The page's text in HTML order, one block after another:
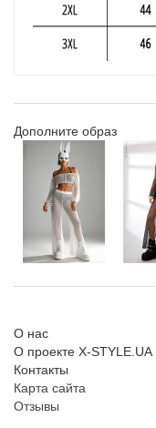
Дополните образ
О нас
О проекте X-STYLE.UA
Контакты
Карта сайта
Отзывы